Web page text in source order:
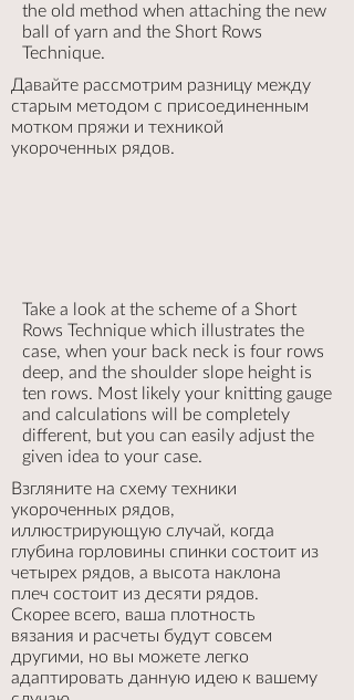
the old method when attaching the new
ball of yarn and the Short Rows
Technique.
Давайте рассмотрим разницу между
старым методом с присоединенным
мотком пряжи и техникой
укороченных рядов.
Take a look at the scheme of a Short
Rows Technique which illustrates the
case, when your back neck is four rows
deep, and the shoulder slope height is
ten rows. Most likely your knitting gauge
and calculations will be completely
different, but you can easily adjust the
given idea to your case.
Взгляните на схему техники
укороченных рядов,
иллюстрирующую случай, когда
глубина горловины спинки состоит из
четырех рядов, а высота наклона
плеч состоит из десяти рядов.
Скорее всего, ваша плотность
вязания и расчеты будут совсем
другими, но вы можете легко
адаптировать данную идею к вашему